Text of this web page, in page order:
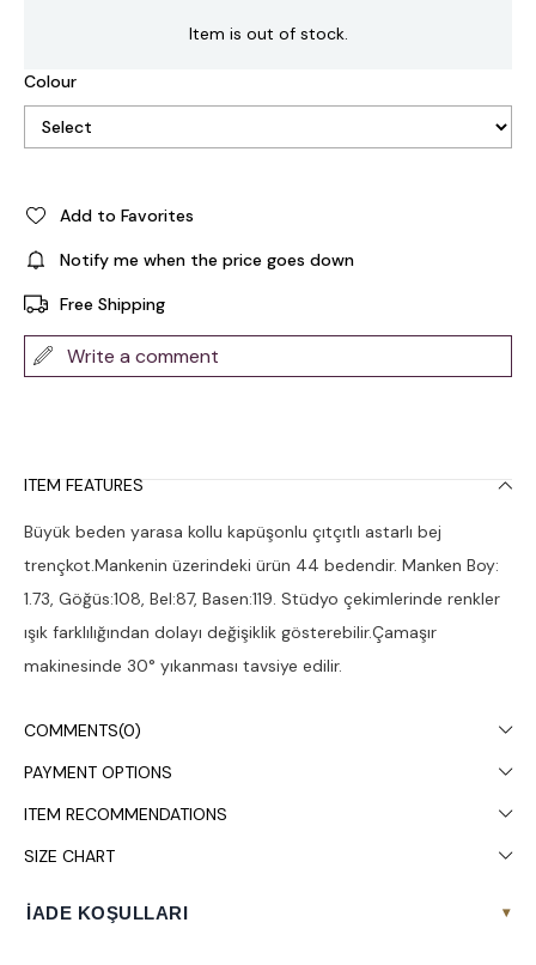
Item is out of stock.
Colour
Add to Favorites
Notify me when the price goes down
Free Shipping
Write a comment
ITEM FEATURES
Büyük beden yarasa kollu kapüşonlu çıtçıtlı astarlı bej
trençkot.Mankenin üzerindeki ürün 44 bedendir. Manken Boy:
1.73, Göğüs:108, Bel:87, Basen:119. Stüdyo çekimlerinde renkler
ışık farklılığından dolayı değişiklik gösterebilir.Çamaşır
makinesinde 30° yıkanması tavsiye edilir.
COMMENTS(0)
PAYMENT OPTIONS
ITEM RECOMMENDATIONS
SIZE CHART
İADE KOŞULLARI ▾